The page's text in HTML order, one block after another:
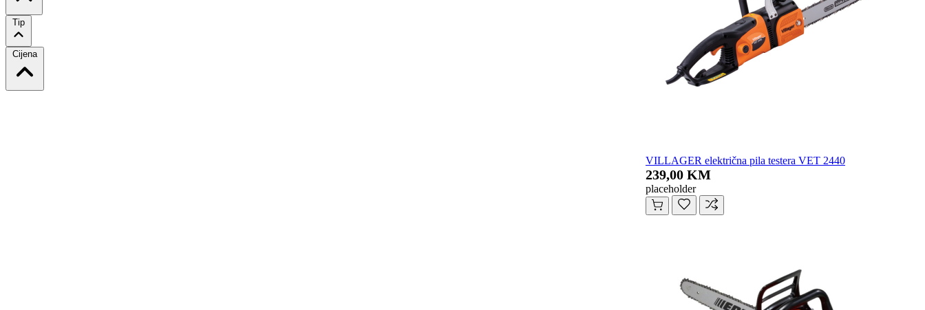
Tip
Cijena
VILLAGER električna pila testera VET 2440
239,00 KM
placeholder